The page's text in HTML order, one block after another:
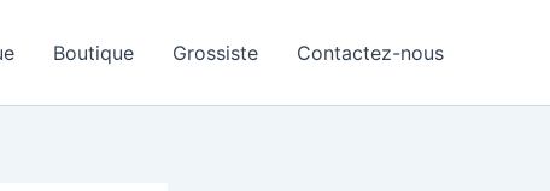
Boutique Grossiste Contactez-nous